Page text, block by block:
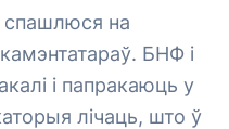
спашлюся на
БНФ і
і папракаюць у
лічаць, што ў